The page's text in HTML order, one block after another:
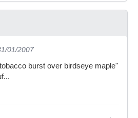
01/2007
burst over birdseye maple"